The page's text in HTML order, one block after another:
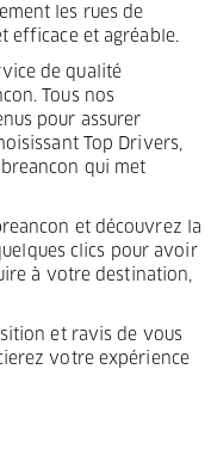
les rues de
efficace et agréable.
de qualité
Tous nos
pour assurer
Top Drivers,
qui met
et découvrez la
clics pour avoir
à votre destination,
et ravis de vous
votre expérience